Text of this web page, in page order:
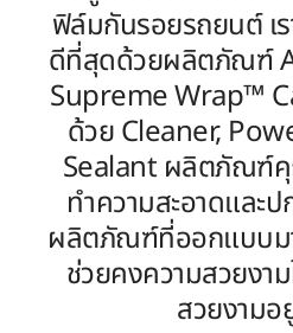
การดูแลรักษาฟิล์มเปลี่ยนสีแ
ฟิล์มกันรอยรถยนต์ เ
ดีที่สุดด้วยผลิตภัณฑ์
Supreme Wrap™
ด้วย Cleaner,
Sealant ผลิตภัณฑ์
ทำความสะอาดและ
ผลิตภัณฑ์ที่ออกแบบม
ช่วยคงความสวยงา
สวยงามอ